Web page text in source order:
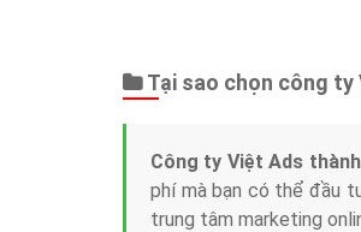
Tại sao chọn công
Công ty Việt Ads
phí mà bạn có thể đầu
trung tâm marketing